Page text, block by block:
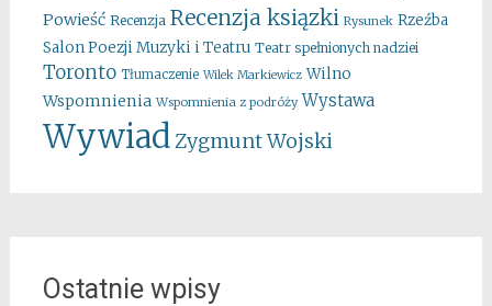
Powieść Recenzja Recenzja ksiązki Rysunek Rzeźba
Salon Poezji Muzyki i Teatru Teatr spełnionych nadziei
Toronto Tłumaczenie Wilek Markiewicz Wilno
Wspomnienia Wspomnienia z podróży Wystawa
WywiadZygmunt Wojski
Ostatnie wpisy